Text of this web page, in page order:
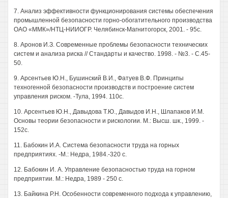
7. Анализ эффективности функционирования системы обеспечения
промышленной безопасности горно-обогатительного производства
ОАО «ММК»/НТЦ-НИИОГР. Челябинск-Магнитогорск, 2001. - 95с.
8. Аронов И.З. Современные проблемы безопасности технических
систем и анализа риска // Стандарты и качество. 1998. - №3. - С.45-
50.
9. Арсентьев Ю.Н., Бушинский В.И., Фатуев В.Ф. Принципы
техногенной безопасности производств и построение систем
управления риском. -Тула, 1994. 110с.
10. Арсентьев Ю.Н., Давыдова Т.Ю., Давыдов И.Н., Шлапаков И.М.
Основы теории безопасности и рискологии. М.: Высш. шк., 1999. -
152с.
11. Бабокин И.А. Система безопасности труда на горных
предприятиях. -М.: Недра, 1984.-320 с.
12. Бабокин И. А. Управление безопасностью труда на горном
предприятии. М.: Недра, 1989 - 250 с.
13. Байкина Р.Н. Особенности современного подхода к управлению,